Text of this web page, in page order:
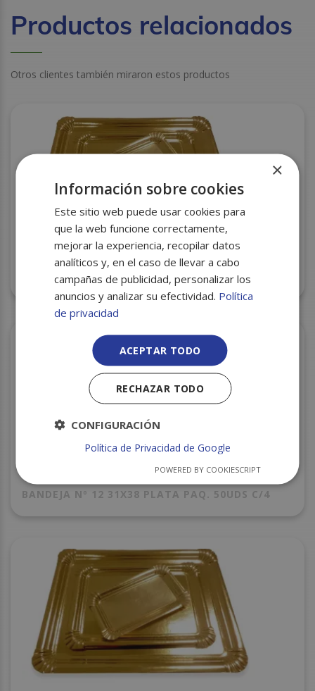
Productos relacionados
Otros clientes también miraron estos productos
BANDEJA Nº 6 18X25 100U ORO
BANDEJA Nº 12 31X38 PLATA PAQ. 50UDS C/4
×
Información sobre cookies
Este sitio web puede usar cookies para
que la web funcione correctamente,
mejorar la experiencia, recopilar datos
analíticos y, en el caso de llevar a cabo
campañas de publicidad, personalizar los
anuncios y analizar su efectividad. Política
de privacidad
ACEPTAR TODO
RECHAZAR TODO
CONFIGURACIÓN
Política de Privacidad de Google
POWERED BY COOKIESCRIPT